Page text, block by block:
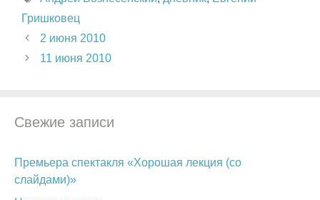
Гришковец
2 июня 2010
11 июня 2010
Свежие записи
Премьера спектакля «Хорошая лекция (со
слайдами)»